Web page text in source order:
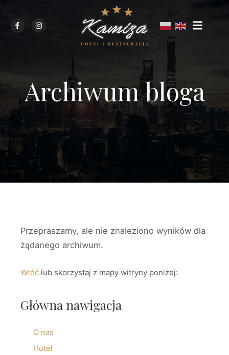
Archiwum bloga
Przepraszamy, ale nie znaleziono wyników dla
żądanego archiwum.
Wróć lub skorzystaj z mapy witryny poniżej:
Główna nawigacja
O nas
Hotel